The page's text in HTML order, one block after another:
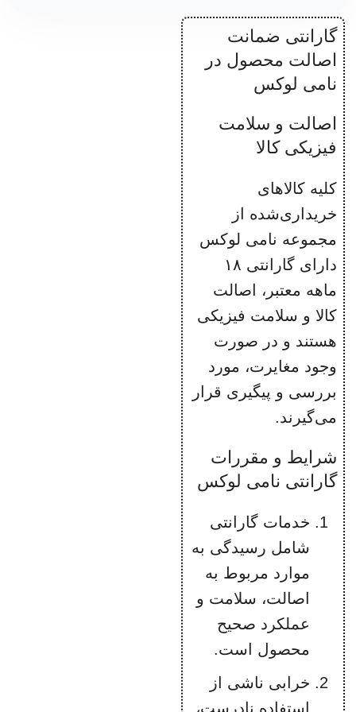
گارانتی ضمانت
اصالت محصول در
نامی لوکس
اصالت و سلامت
فیزیکی کالا
کلیه کالاهای
خریداری‌شده از
مجموعه نامی لوکس
دارای گارانتی ۱۸
ماهه معتبر، اصالت
کالا و سلامت فیزیکی
هستند و در صورت
وجود مغایرت، مورد
بررسی و پیگیری قرار
می‌گیرند.
شرایط و مقررات
گارانتی نامی لوکس
خدمات گارانتی
شامل رسیدگی به
موارد مربوط به
اصالت، سلامت و
عملکرد صحیح
محصول است.
خرابی ناشی از
استفاده نادرست،